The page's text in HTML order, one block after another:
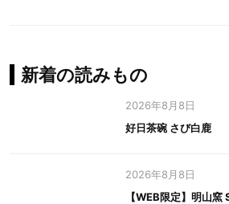
新着の読みもの
2026年8月8日
好日茶碗 さび白鹿
2026年8月8日
【WEB限定】明山